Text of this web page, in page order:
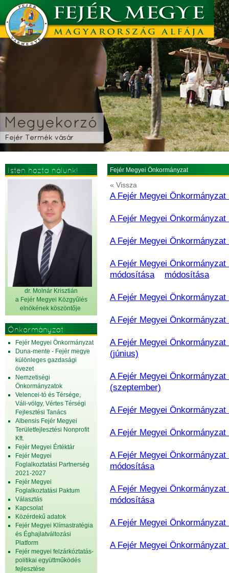
Isten hozta nálunk!
dr. Molnár Krisztián
a Fejér Megyei Közgyűlés
elnökének köszöntője
Önkormányzat
Fejér Megyei Önkormányzat
Duna-mente - Fejér megye
különleges gazdasági
övezet
Nemzetiségi
Önkormányzatok
Velencei-tó és Térsége,
Váli-völgy, Vértes Térségi
Fejlesztési Tanács
Albensis Fejér Megyei
Területfejlesztési Nonprofit
Kft.
Fejér Megyei Értéktár
Fejér Megyei
Foglalkoztatási Partnerség
2021-2027
Fejér Megyei
Foglalkoztatási Paktum
Választás
Kapcsolat
Közérdekű adatok
Fejér Megyei Klímastratégia
és Éghajlatváltozási
Platform
Fejér megyei felzárkóztatás-
politikai együttműködés
fejlesztése
Fejér Megyei Önkormányzat
« Vissza
A Fejér Megyei
A Fejér Megyei
A Fejér Megyei
A Fejér Megyei
módosítása
módosítása
A Fejér Megyei
A Fejér Megyei
A Fejér Megyei
(június)
A Fejér Megyei
(szeptember)
A Fejér Megyei
A Fejér Megyei
A Fejér Megyei
módosítása
A Fejér Megyei
módosítása
A Fejér Megyei
A Fejér Megyei